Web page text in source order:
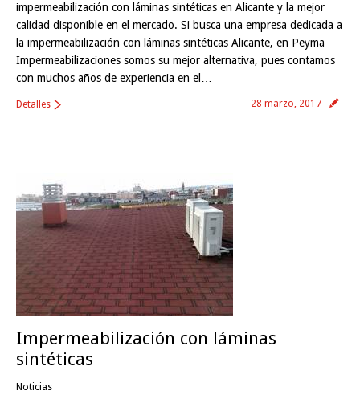
impermeabilización con láminas sintéticas en Alicante y la mejor
calidad disponible en el mercado. Si busca una empresa dedicada a
la impermeabilización con láminas sintéticas Alicante, en Peyma
Impermeabilizaciones somos su mejor alternativa, pues contamos
con muchos años de experiencia en el…
28 marzo, 2017
Detalles
Impermeabilización con láminas
sintéticas
Noticias